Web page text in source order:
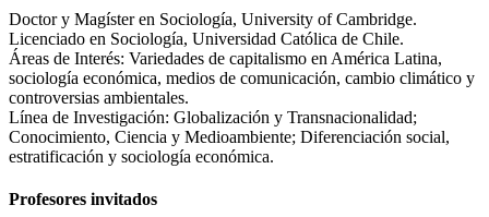
Doctor y Magíster en Sociología, University of Cambridge.
Licenciado en Sociología, Universidad Católica de Chile.
Áreas de Interés: Variedades de capitalismo en América Latina,
sociología económica, medios de comunicación, cambio climático y
controversias ambientales.
Línea de Investigación: Globalización y Transnacionalidad;
Conocimiento, Ciencia y Medioambiente; Diferenciación social,
estratificación y sociología económica.
Profesores invitados